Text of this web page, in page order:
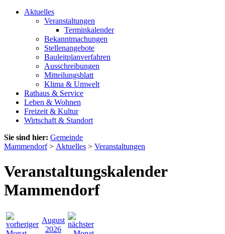
Aktuelles
Veranstaltungen
Terminkalender
Bekanntmachungen
Stellenangebote
Bauleitplanverfahren
Ausschreibungen
Mitteilungsblatt
Klima & Umwelt
Rathaus & Service
Leben & Wohnen
Freizeit & Kultur
Wirtschaft & Standort
Sie sind hier: Gemeinde
Mammendorf> Aktuelles > Veranstaltungen
Veranstaltungskalender
Mammendorf
August
2026